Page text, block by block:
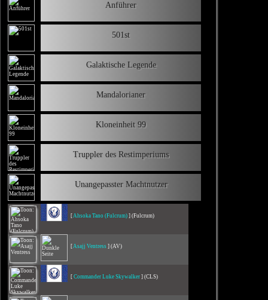
Anführer
501st
Galaktische Legende
Mandalorianer
Kloneinheit 99
Truppler des Restimperiums
Unangepasster Machtnutzer
[Ahsoka Tano (Fulcrum) ] (Fulcrum)
[Asajj Ventress ] (AV)
[ Commander Luke Skywalker ] (CLS)